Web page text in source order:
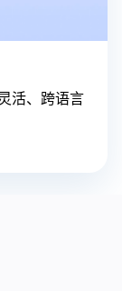
活、跨语言